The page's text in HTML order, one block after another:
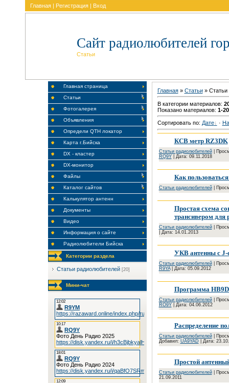
Главная | Регистрация | Вход
Сайт радиолюбителей
Статьи
Главная страница
Статьи
Фотогалерея
Объявления
Определи QTH локатор
Карта г.Бийска
DX - кластер
DX-монитор
Файлы
Каталог сайтов
Калькулятор антенн
Документы
Видео
Информация о сайте
Радиолюбители Бийска
Категории раздела
Cтатьи радиолюбителей [20]
Мини-чат
Главная» Статьи» Cтатьи
В категории материалов:
Показано материалов: 1-20
Сортировать по: Дате ·
КСВ метр RZ3DK
Cтатьи радиолюбителей|
RQ9Y| Дата: 09.11.2018
Как
Cтатьи радиолюбителей|
Простая схема
трансивером
Cтатьи радиолюбителей|
| Дата: 14.01.2013
УКВ антенны с J-
Cтатьи радиолюбителей|
R9YA| Дата: 05.09.2012
Программа
Cтатьи радиолюбителей|
RO9Y| Дата: 04.06.2012
Распределение
Cтатьи радиолюбителей|
Добавил: UA9YAD | Дата:
Простой
Cтатьи радиолюбителей|
21.09.2011